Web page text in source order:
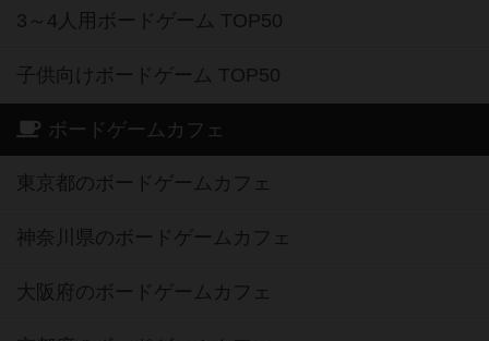
3～4人用ボードゲーム TOP50
子供向けボードゲーム TOP50
ボードゲームカフェ
東京都のボードゲームカフェ
神奈川県のボードゲームカフェ
大阪府のボードゲームカフェ